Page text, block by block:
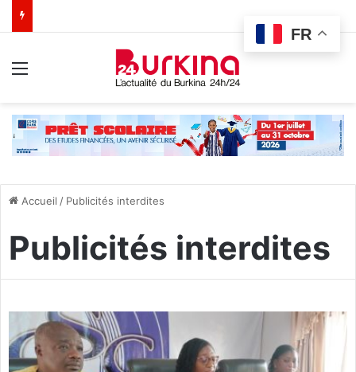
Accueil / Publicités interdites
Publicités interdites
FR